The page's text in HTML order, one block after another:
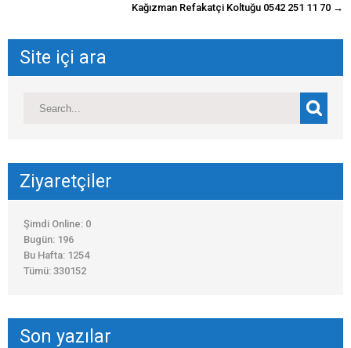
Kağızman Refakatçi Koltuğu 0542 251 11 70 →
Site içi ara
Ziyaretçiler
Şimdi Online: 0
Bugün: 196
Bu Hafta: 1254
Tümü: 330152
Son yazılar